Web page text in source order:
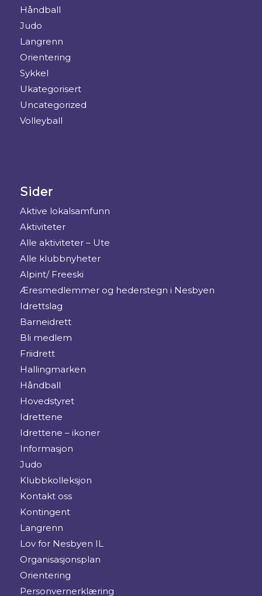
Håndball
Judo
Langrenn
Orientering
Sykkel
Ukategorisert
Uncategorized
Volleyball
Sider
Aktive lokalsamfunn
Aktiviteter
Alle aktiviteter – Ute
Alle klubbnyheter
Alpint/ Freeski
Æresmedlemmer og hederstegn i Nesbyen
Idrettslag
Barneidrett
Bli medlem
Friidrett
Hallingmarken
Håndball
Hovedstyret
Idrettene
Idrettene – ikoner
Informasjon
Judo
Klubbkolleksjon
Kontakt oss
Kontingent
Langrenn
Lov for Nesbyen IL
Organisasjonsplan
Orientering
Personvernerklæring